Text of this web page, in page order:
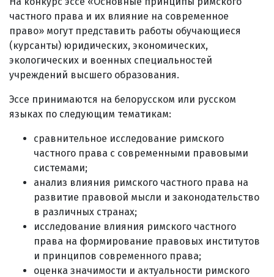
частного права и их влияние на современное
право» могут представить работы обучающиеся
(курсанты) юридических, экономических,
экологических и военных специальностей
учреждений высшего образования.
Эссе принимаются на белорусском или русском
языках по следующим тематикам:
сравнительное исследование римского
частного права с современными правовыми
системами;
анализ влияния римского частного права на
развитие правовой мысли и законодательство
в различных странах;
исследование влияния римского частного
права на формирование правовых институтов
и принципов современного права;
оценка значимости и актуальности римского